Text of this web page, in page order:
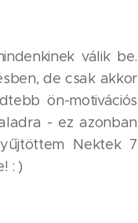
válik be.
de csak akkor
ön-motivációs
- ez azonban
Nektek 7
: )